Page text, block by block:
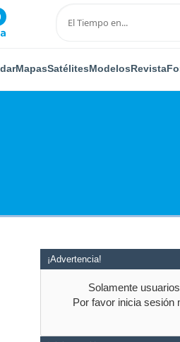
MapasSatélitesModelosRevista
¡Advertencia!
Solamente
Por favor inicia sesión